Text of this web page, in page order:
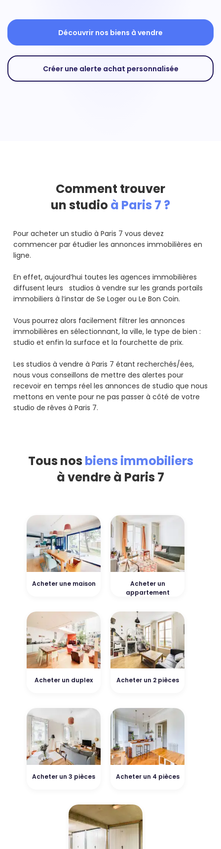
Découvrir nos biens à vendre
Créer une alerte achat personnalisée
Comment trouver
un studio à Paris 7 ?
Pour acheter un studio à Paris 7 vous devez
commencer par étudier les annonces immobilières en
ligne.
En effet, aujourd’hui toutes les agences immobilières
diffusent leurs studios à vendre sur les grands portails
immobiliers à l’instar de Se Loger ou Le Bon Coin.
Vous pourrez alors facilement filtrer les annonces
immobilières en sélectionnant, la ville, le type de bien :
studio et enfin la surface et la fourchette de prix.
Les studios à vendre à Paris 7 étant recherchés/ées,
nous vous conseillons de mettre des alertes pour
recevoir en temps réel les annonces de studio que nous
mettons en vente pour ne pas passer à côté de votre
studio de rêves à Paris 7.
Tous nos biens immobiliers
à vendre à Paris 7
Acheter une maison
Acheter un
appartement
Acheter un duplex Acheter un 2 pièces
Acheter un 3 pièces Acheter un 4 pièces